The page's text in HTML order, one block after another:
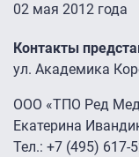
02 мая 2012 года
Контакты
ул. Академика
ООО «ТПО Ред
Екатерина
Тел.: +7 (495) 617-